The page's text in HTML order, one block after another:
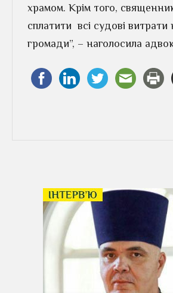
храмом. Крім того,
сплатити всі судові витрати
громади”, – наголосила